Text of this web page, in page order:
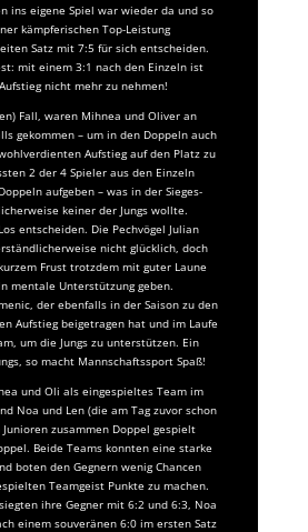
ins eigene Spiel war wieder da und so
kämpferischen Top-Leistung
Satz mit 7:5 für sich entscheiden.
mit einem 3:1 nach den Einzeln ist
nicht mehr zu nehmen!
Fall, waren Mihnea und Oliver an
gekommen – um in den Doppeln auch
Aufstieg auf den Platz zu
2 der 4 Spieler aus den Einzeln
aufgeben – was in der Sieges-
keiner der Jungs wollte.
entscheiden. Die Pechvögel Julian
nicht glücklich, doch
Frust trotzdem mit guter Laune
mentale Unterstützung geben.
der ebenfalls in der Saison zu den
Aufstieg beigetragen hat und im Laufe
um die Jungs zu unterstützen. Ein
so macht Mannschaftssport Spaß!
und Oli als eingespieltes Team im
Noa und Len (die am Tag zuvor schon
zusammen Doppel gespielt
Beide Teams konnten eine starke
boten den Gegnern wenig Chancen
Teamgeist Punkte zu machen.
ihre Gegner mit 6:2 und 6:3, Noa
einem souveränen 6:0 im ersten Satz